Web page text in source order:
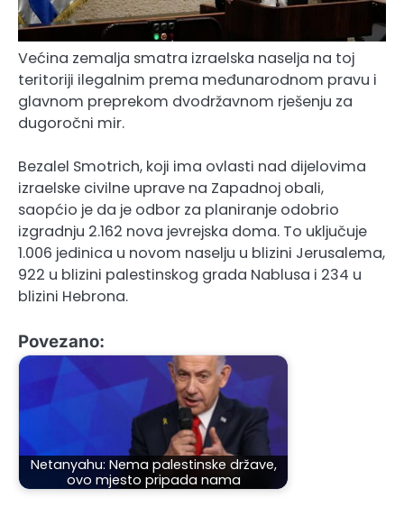
Većina zemalja smatra izraelska naselja na toj
teritoriji ilegalnim prema međunarodnom pravu i
glavnom preprekom dvodržavnom rješenju za
dugoročni mir.
Bezalel Smotrich, koji ima ovlasti nad dijelovima
izraelske civilne uprave na Zapadnoj obali,
saopćio je da je odbor za planiranje odobrio
izgradnju 2.162 nova jevrejska doma. To uključuje
1.006 jedinica u novom naselju u blizini Jerusalema,
922 u blizini palestinskog grada Nablusa i 234 u
blizini Hebrona.
Povezano:
Netanyahu: Nema palestinske države,
ovo mjesto pripada nama